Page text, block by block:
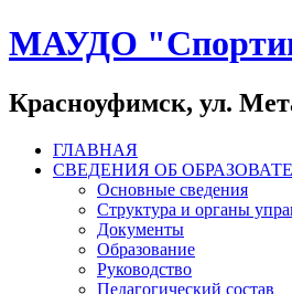
МАУДО
Красноуфимск, ул.
ГЛАВНАЯ
СВЕДЕНИЯ ОБ
Основные сведения
Структура и органы
Документы
Образование
Руководство
Педагогический состав